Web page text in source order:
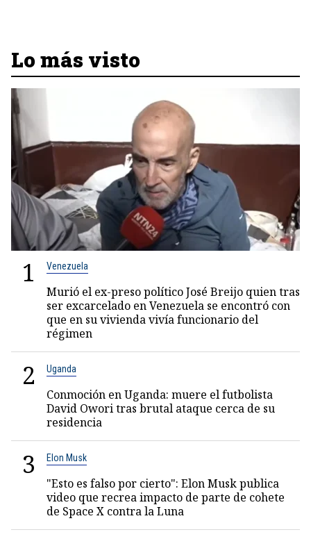
Lo más visto
1 Venezuela
Murió el ex-preso político José Breijo quien tras
ser excarcelado en Venezuela se encontró con
que en su vivienda vivía funcionario del
régimen
2 Uganda
Conmoción en Uganda: muere el futbolista
David Owori tras brutal ataque cerca de su
residencia
3 Elon Musk
"Esto es falso por cierto": Elon Musk publica
video que recrea impacto de parte de cohete
de Space X contra la Luna